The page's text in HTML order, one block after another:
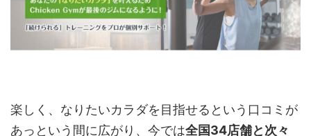
楽しく、なりたいカラダを目指せるという口コミが
あっという間に広がり、今では全国34店舗と次々